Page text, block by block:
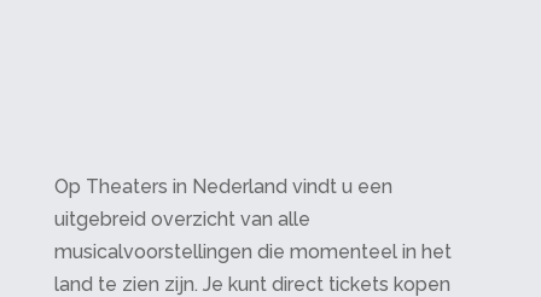
Op Theaters in Nederland vindt u een
uitgebreid overzicht van alle
musicalvoorstellingen die momenteel in het
land te zien zijn. Je kunt direct tickets kopen